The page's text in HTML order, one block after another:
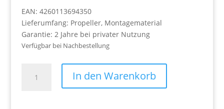
EAN: 4260113694350
Lieferumfang: Propeller, Montagematerial
Garantie: 2 Jahre bei privater Nutzung
Verfügbar bei Nachbestellung
v32/p10k
In den Warenkorb